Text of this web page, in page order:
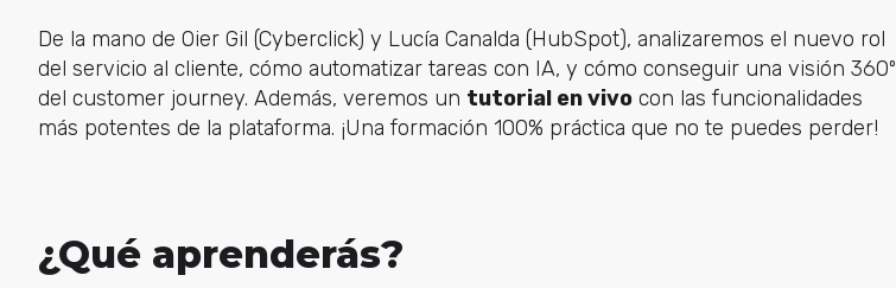
De la mano de Oier Gil (Cyberclick) y Lucía Canalda (HubSpot), analizaremos el nuevo rol
del servicio al cliente, cómo automatizar tareas con IA, y cómo conseguir una visión 360º
del customer journey. Además, veremos un tutorial en vivocon las funcionalidades
más potentes de la plataforma. ¡Una formación 100% práctica que no te puedes perder!
¿Qué aprenderás?